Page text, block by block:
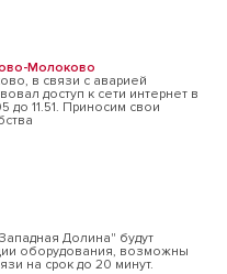
Молоково
в связи с аварией
доступ к сети интернет в
до 11.51. Приносим свои
Долина" будут
оборудования, возможны
на срок до 20 минут.